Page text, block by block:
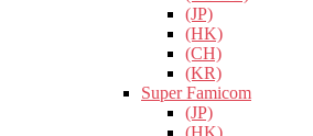
(JP)
(HK)
(CH)
(KR)
Super Famicom
(JP)